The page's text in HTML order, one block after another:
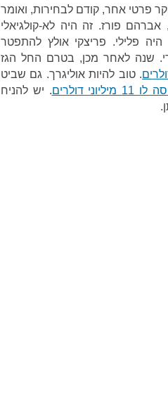
פרטי אחר, קודם לבחירות, ואומר
פורז. זה היה לא-קולגיאלי
פלילי. פריצקי אולץ להתפטר
הגז המצרי. שנה לאחר מכן, בטרם החל הגז
. טוב להיות אוליגרך. גם שביט
מיליוני דולרים
. יש להניח